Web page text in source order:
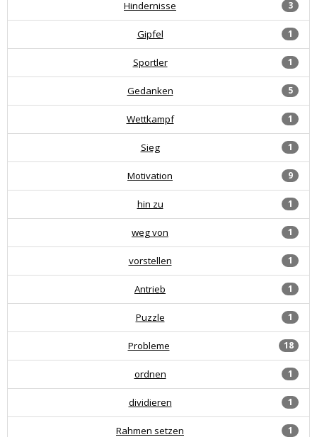
3
Hindernisse
1
Gipfel
1
Sportler
5
Gedanken
1
Wettkampf
1
Sieg
9
Motivation
1
hin zu
1
weg von
1
vorstellen
1
Antrieb
1
Puzzle
18
Probleme
1
ordnen
1
dividieren
1
Rahmen setzen